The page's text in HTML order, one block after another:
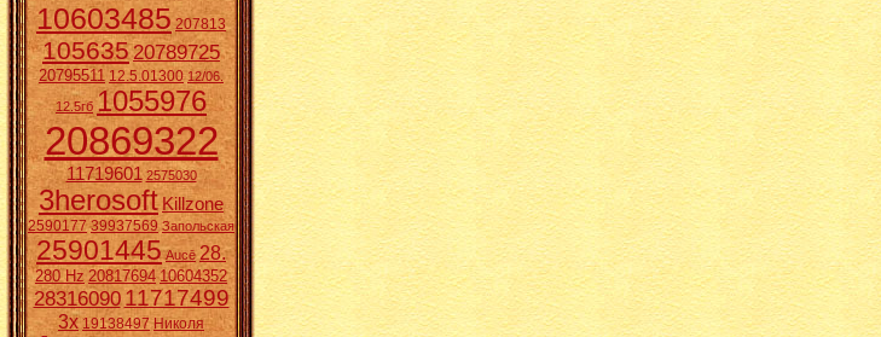
10603485 207813
10563520789725
20795511 12.5.01300 12/06.
12.5гб 1055976
20869322
11719601 2575030
3herosoft Killzone
2590177 39937569 Запольская
25901445 Aucē 28.
280 Hz 20817694 10604352
2831609011717499
3x 19138497 Николя